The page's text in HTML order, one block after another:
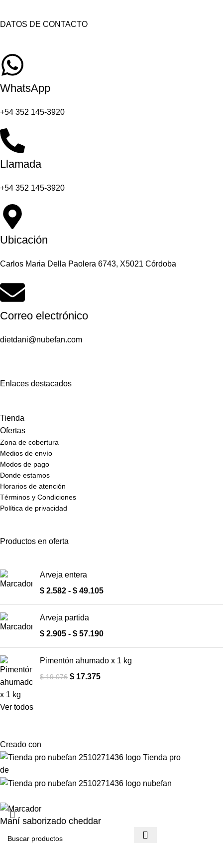
DATOS DE CONTACTO
WhatsApp
+54 352 145-3920
Llamada
+54 352 145-3920
Ubicación
Carlos Maria Della Paolera 6743, X5021 Córdoba
Correo electrónico
dietdani@nubefan.com
Enlaces destacados
Tienda
Ofertas
Zona de cobertura
Medios de envío
Modos de pago
Donde estamos
Horarios de atención
Términos y Condiciones
Política de privacidad
Productos en oferta
Arveja entera
$ 2.582 - $ 49.105
Arveja partida
$ 2.905 - $ 57.190
Pimentón ahumado x 1 kg
$19.076 $ 17.375
Ver todos
Creado con
de
Maní saborizado cheddar